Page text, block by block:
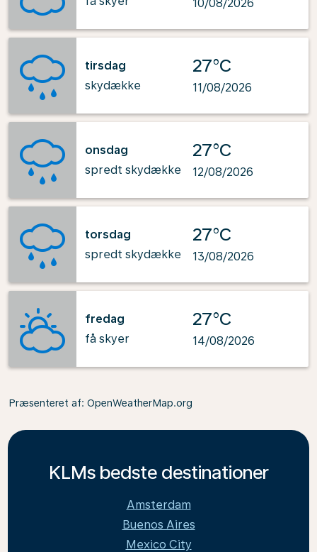
10/08/2026
tirsdag
skydække
27°C
11/08/2026
onsdag
spredt skydække
27°C
12/08/2026
torsdag
spredt skydække
27°C
13/08/2026
fredag
få skyer
27°C
14/08/2026
Præsenteret af: OpenWeatherMap.org
KLMs bedste destinationer
Amsterdam
Buenos Aires
Mexico City